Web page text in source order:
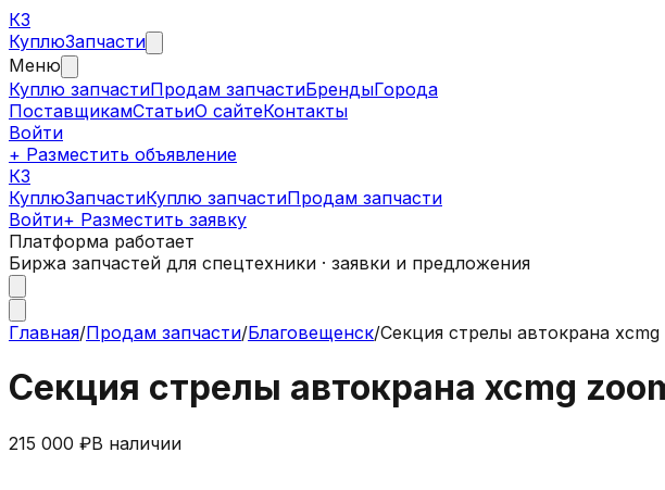
КЗ
КуплюЗапчасти
Меню
Куплю запчастиПродам запчастиБрендыГорода
ПоставщикамСтатьиО сайтеКонтакты
Войти
+ Разместить объявление
КЗ
КуплюЗапчастиКуплю запчастиПродам запчасти
Войти+ Разместить заявку
Платформа работает
Биржа запчастей для спецтехники · заявки и предложения
Главная/Продам запчасти/Благовещенск/Секция стрелы автокрана
Секция стрелы автокрана xcmg
215 000 ₽В наличии